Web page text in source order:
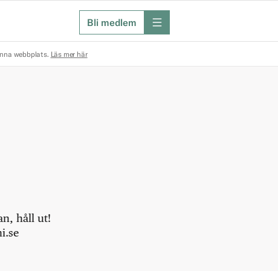
Bli medlem meny
webbplats. Läs mer här
håll ut!